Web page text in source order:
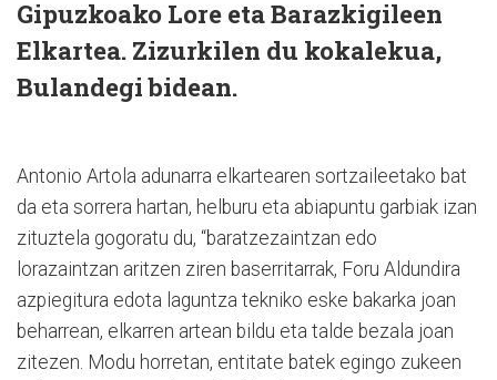
Gipuzkoako Lore eta Barazkigileen
Elkartea. Zizurkilen du kokalekua,
Bulandegi bidean.
Antonio Artola adunarra elkartearen sortzaileetako bat
da eta sorrera hartan, helburu eta abiapuntu garbiak izan
zituztela gogoratu du, “baratzezaintzan edo
lorazaintzan aritzen ziren baserritarrak, Foru Aldundira
azpiegitura edota laguntza tekniko eske bakarka joan
beharrean, elkarren artean bildu eta talde bezala joan
zitezen. Modu horretan, entitate batek egingo zukeen